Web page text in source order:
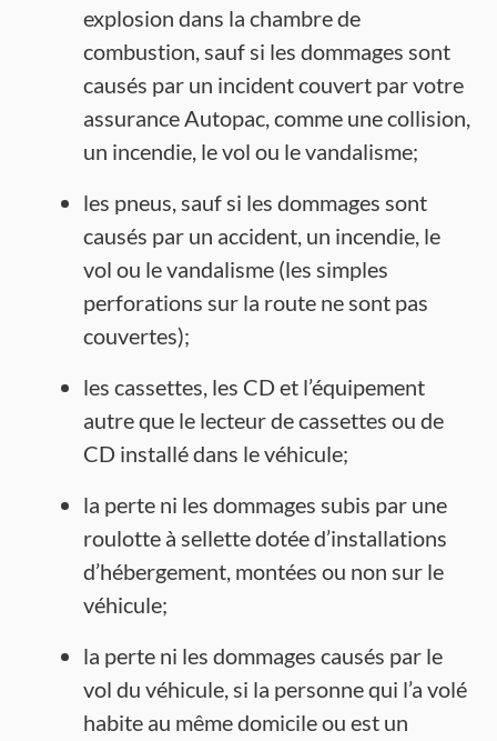
explosion dans la chambre de
combustion, sauf si les dommages sont
causés par un incident couvert par votre
assurance Autopac, comme une collision,
un incendie, le vol ou le vandalisme;
les pneus, sauf si les dommages sont
causés par un accident, un incendie, le
vol ou le vandalisme (les simples
perforations sur la route ne sont pas
couvertes);
les cassettes, les CD et l’équipement
autre que le lecteur de cassettes ou de
CD installé dans le véhicule;
la perte ni les dommages subis par une
roulotte à sellette dotée d’installations
d’hébergement, montées ou non sur le
véhicule;
la perte ni les dommages causés par le
vol du véhicule, si la personne qui l’a volé
habite au même domicile ou est un